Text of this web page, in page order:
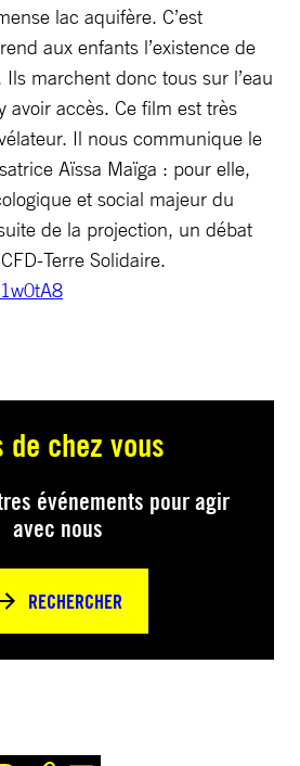
lac aquifère. C’est
aux enfants l’existence de
Ils marchent donc tous sur l’eau
avoir accès. Ce film est très
Il nous communique le
Aïssa Maïga : pour elle,
et social majeur du
de la projection, un débat
Terre Solidaire.
de chez vous
événements pour agir
avec nous
RECHERCHER